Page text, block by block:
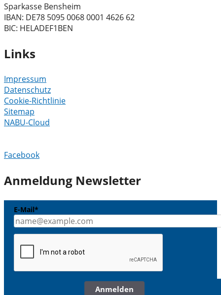
Sparkasse Bensheim
IBAN: DE78 5095 0068 0001 4626 62
BIC: HELADEF1BEN
Links
Impressum
Datenschutz
Cookie-Richtlinie
Sitemap
NABU-Cloud
Facebook
Anmeldung Newsletter
E-Mail*
Anmelden